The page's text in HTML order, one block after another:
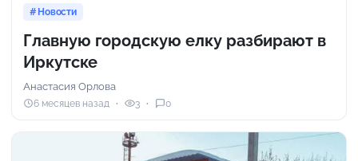
Новости
Главную городскую елку разбирают в
Иркутске
Анастасия Орлова
6 месяцев назад 3 0